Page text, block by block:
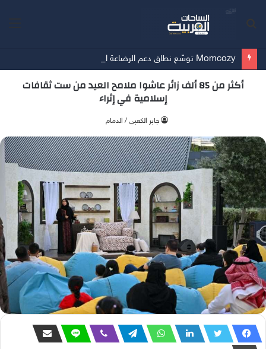
أكثر من 85 ألف زائر عاشوا ملامح العيد من ست ثقافات
إسلامية في إثراء
جابر الكعبي / الدمام